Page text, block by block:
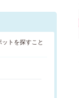
トを探すこと